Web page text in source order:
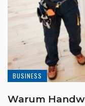
BUSINESS
Warum